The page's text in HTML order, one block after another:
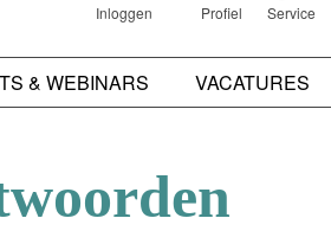
Inloggen Profiel Service
& WEBINARS VACATURES